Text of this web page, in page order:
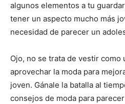
algunos elementos a tu
tener un aspecto mucho más
necesidad de parecer un
Ojo, no se trata de vestir
aprovechar la moda para
joven. Gánale la batalla al
consejos de moda para